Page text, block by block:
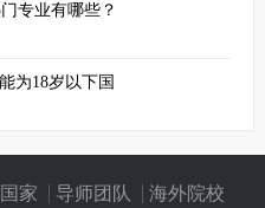
专业有哪些？
为18岁以下国
家 导师团队
海外院校